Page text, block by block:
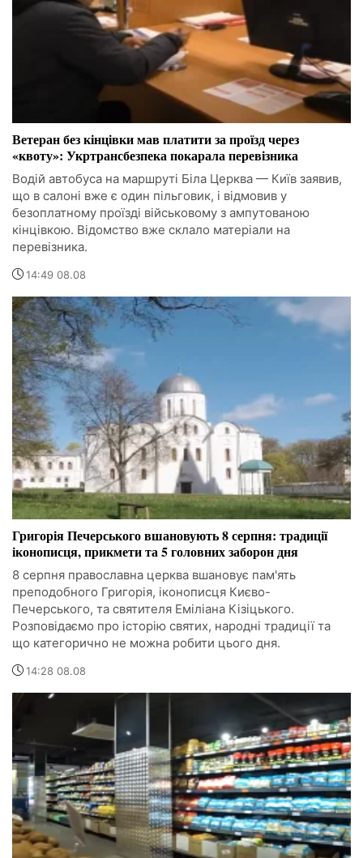
Ветеран без кінцівки мав платити за проїзд через
«квоту»: Укртрансбезпека покарала перевізника
Водій автобуса на маршруті Біла Церква — Київ заявив,
що в салоні вже є один пільговик, і відмовив у
безоплатному проїзді військовому з ампутованою
кінцівкою. Відомство вже склало матеріали на
перевізника.
14:49 08.08
Григорія Печерського вшановують 8 серпня: традиції
іконописця, прикмети та 5 головних заборон дня
8 серпня православна церква вшановує пам'ять
преподобного Григорія, іконописця Києво-
Печерського, та святителя Еміліана Кізіцького.
Розповідаємо про історію святих, народні традиції та
що категорично не можна робити цього дня.
14:28 08.08